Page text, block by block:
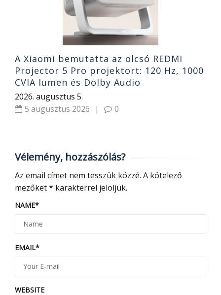
A Xiaomi bemutatta az olcsó REDMI
Projector 5 Pro projektort: 120 Hz, 1000
CVIA lumen és Dolby Audio
2026. augusztus 5.
5 augusztus 2026
| 0
Vélemény, hozzászólás?
Az email címet nem tesszük közzé. A kötelező
mezőket* karakterrel jelöljük.
NAME*
EMAIL*
WEBSITE